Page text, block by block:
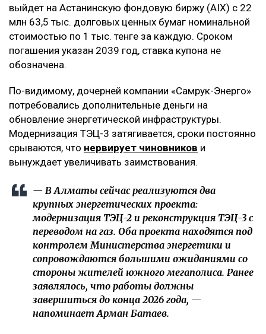
выйдет на Астанинскую фондовую биржу (AIX) с 22
млн 63,5 тыс. долговых ценных бумаг номинальной
стоимостью по 1 тыс. тенге за каждую. Сроком
погашения указан 2039 год, ставка купона не
обозначена.
По-видимому, дочерней компании «Самрук-Энерго»
потребовались дополнительные деньги на
обновление энергетической инфраструктуры.
Модернизация ТЭЦ-3 затягивается, сроки постоянно
срываются, что нервирует чиновников и
вынуждает увеличивать заимствования.
— В Алматы сейчас реализуются два
крупных энергетических проекта:
модернизация ТЭЦ-2 и реконструкция ТЭЦ-3 с
переводом на газ. Оба проекта находятся под
контролем Министерства энергетики и
сопровождаются большими ожиданиями со
стороны жителей южного мегаполиса. Ранее
заявлялось, что работы должны
завершиться до конца 2026 года, —
напоминает Арман Батаев.